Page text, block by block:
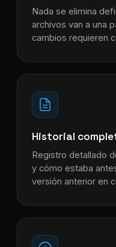
Nada se elimina
archivos van a una
cambios requieren
Historial
Registro detallado
y cómo estaba
versión anterior en